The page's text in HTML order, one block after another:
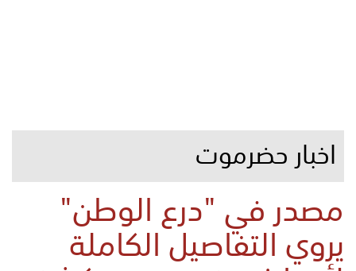
اخبار حضرموت
مصدر في "درع الوطن"
يروي التفاصيل الكاملة